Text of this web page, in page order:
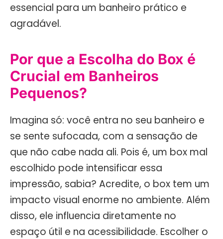
essencial para um banheiro prático e
agradável.
Por que a Escolha do Box é
Crucial em Banheiros
Pequenos?
Imagina só: você entra no seu banheiro e
se sente sufocada, com a sensação de
que não cabe nada ali. Pois é, um box mal
escolhido pode intensificar essa
impressão, sabia? Acredite, o box tem um
impacto visual enorme no ambiente. Além
disso, ele influencia diretamente no
espaço útil e na acessibilidade. Escolher o